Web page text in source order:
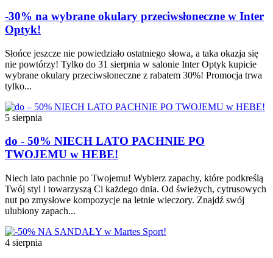
-30% na wybrane okulary przeciwsłoneczne w Inter
Optyk!
Słońce jeszcze nie powiedziało ostatniego słowa, a taka okazja się
nie powtórzy! Tylko do 31 sierpnia w salonie Inter Optyk kupicie
wybrane okulary przeciwsłoneczne z rabatem 30%! Promocja trwa
tylko...
5 sierpnia
do - 50% NIECH LATO PACHNIE PO
TWOJEMU w HEBE!
Niech lato pachnie po Twojemu! Wybierz zapachy, które podkreślą
Twój styl i towarzyszą Ci każdego dnia. Od świeżych, cytrusowych
nut po zmysłowe kompozycje na letnie wieczory. Znajdź swój
ulubiony zapach...
4 sierpnia